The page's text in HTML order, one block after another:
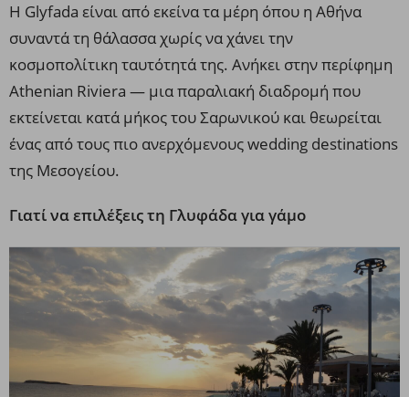
Η Glyfada είναι από εκείνα τα μέρη όπου η Αθήνα
συναντά τη θάλασσα χωρίς να χάνει την
κοσμοπολίτικη ταυτότητά της. Ανήκει στην περίφημη
Athenian Riviera — μια παραλιακή διαδρομή που
εκτείνεται κατά μήκος του Σαρωνικού και θεωρείται
ένας από τους πιο ανερχόμενους wedding destinations
της Μεσογείου.
Γιατί να επιλέξεις τη Γλυφάδα για γάμο